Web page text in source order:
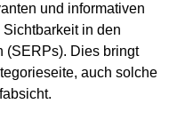
und informativen
Sichtbarkeit in den
(SERPs). Dies bringt
auch solche